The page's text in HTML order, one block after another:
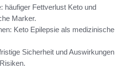
häufiger Fettverlust Keto und
Marker.
Keto Epilepsie als medizinische
Sicherheit und Auswirkungen